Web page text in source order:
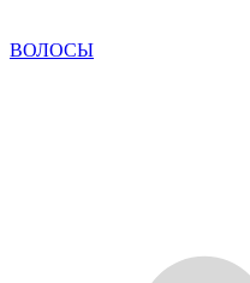
ВОЛОСЫ